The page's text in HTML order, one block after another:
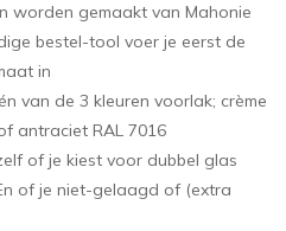
worden gemaakt van Mahonie
bestel-tool voer je eerst de
in
van de 3 kleuren voorlak; crème
antraciet RAL 7016
of je kiest voor dubbel glas
of je niet-gelaagd of (extra